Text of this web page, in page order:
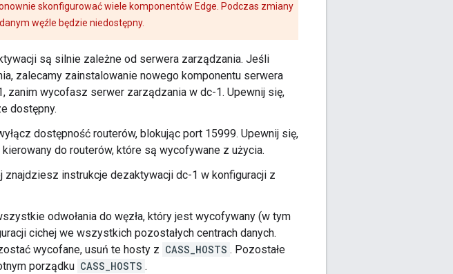
skonfigurować wiele komponentów Edge. Podczas zmiany
węźle będzie niedostępny.
są silnie zależne od serwera zarządzania. Jeśli
zalecamy zainstalowanie nowego komponentu serwera
zanim wycofasz serwer zarządzania w dc-1. Upewnij się,
dostępny.
dostępność routerów, blokując port 15999. Upewnij się,
do routerów, które są wycofywane z użycia.
znajdziesz instrukcje dezaktywacji dc-1 w konfiguracji z
odwołania do węzła, który jest wycofywany (w tym
cichej we wszystkich pozostałych centrach danych.
wycofane, usuń te hosty z CASS_HOSTS . Pozostałe
porządku CASS_HOSTS .